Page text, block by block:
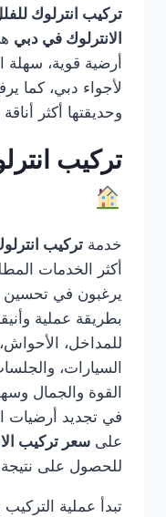
تركيب انترلوك
الانترلوك في دبي
أرضية قوية، سهلة
لأجواء دبي، كما
وحديقتها أكثر
تركيب
خدمة تركيب
أكثر الخدمات
يرغبون في تحسين
بطريقة عملية
للمداخل،
السيارات،
القوة والجمال
في تجديد أرضيات
على سعر تركيب
للحصول على
تبدأ عملية